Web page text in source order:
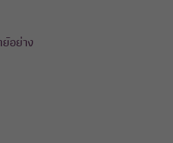
อย่าง